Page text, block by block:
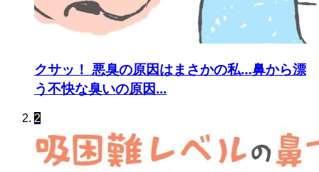
クサッ！ 悪臭の原因はまさかの私…鼻から漂
う不快な臭いの原因...
2